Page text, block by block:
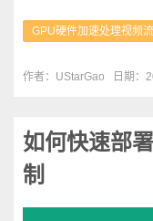
GPU硬件加速处理视频流
作者：UStarGao 日期：
如何快速部
制